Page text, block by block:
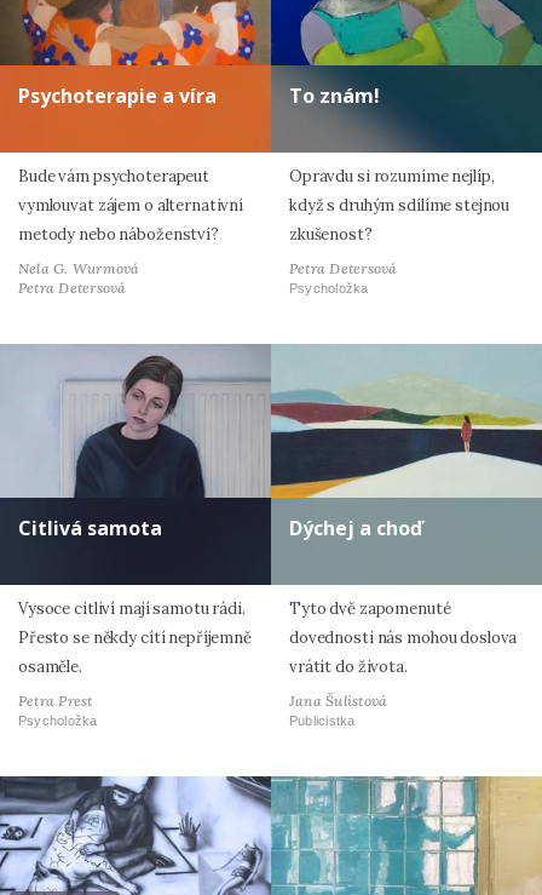
Psychoterapie a víra
Bude vám psychoterapeut
vymlouvat zájem o alternativní
metody nebo náboženství?
Nela G. Wurmová
Petra Detersová
To znám!
Opravdu si rozumíme nejlíp,
když s druhým sdílíme stejnou
zkušenost?
Petra Detersová
Psycholožka
Citlivá samota
Vysoce citliví mají samotu rádi.
Přesto se někdy cítí nepříjemně
osaměle.
Petra Prest
Psycholožka
Dýchej a choď
Tyto dvě zapomenuté
dovednosti nás mohou doslova
vrátit do života.
Jana Šulistová
Publicistka